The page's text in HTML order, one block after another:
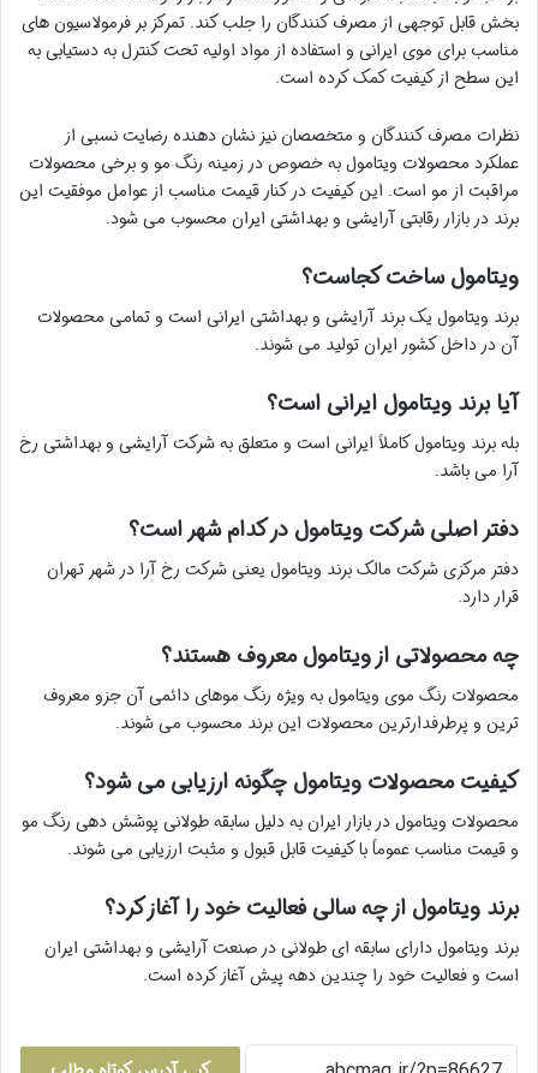
بخش قابل توجهی از مصرف کنندگان را جلب کند. تمرکز بر فرمولاسیون های
مناسب برای موی ایرانی و استفاده از مواد اولیه تحت کنترل به دستیابی به
این سطح از کیفیت کمک کرده است.
نظرات مصرف کنندگان و متخصصان نیز نشان دهنده رضایت نسبی از
عملکرد محصولات ویتامول به خصوص در زمینه رنگ مو و برخی محصولات
مراقبت از مو است. این کیفیت در کنار قیمت مناسب از عوامل موفقیت این
برند در بازار رقابتی آرایشی و بهداشتی ایران محسوب می شود.
ویتامول ساخت کجاست؟
برند ویتامول یک برند آرایشی و بهداشتی ایرانی است و تمامی محصولات
آن در داخل کشور ایران تولید می شوند.
آیا برند ویتامول ایرانی است؟
بله برند ویتامول کاملاً ایرانی است و متعلق به شرکت آرایشی و بهداشتی رخ
آرا می باشد.
دفتر اصلی شرکت ویتامول در کدام شهر است؟
دفتر مرکزی شرکت مالک برند ویتامول یعنی شرکت رخ آرا در شهر تهران
قرار دارد.
چه محصولاتی از ویتامول معروف هستند؟
محصولات رنگ موی ویتامول به ویژه رنگ موهای دائمی آن جزو معروف
ترین و پرطرفدارترین محصولات این برند محسوب می شوند.
کیفیت محصولات ویتامول چگونه ارزیابی می شود؟
محصولات ویتامول در بازار ایران به دلیل سابقه طولانی پوشش دهی رنگ مو
و قیمت مناسب عموماً با کیفیت قابل قبول و مثبت ارزیابی می شوند.
برند ویتامول از چه سالی فعالیت خود را آغاز کرد؟
برند ویتامول دارای سابقه ای طولانی در صنعت آرایشی و بهداشتی ایران
است و فعالیت خود را چندین دهه پیش آغاز کرده است.